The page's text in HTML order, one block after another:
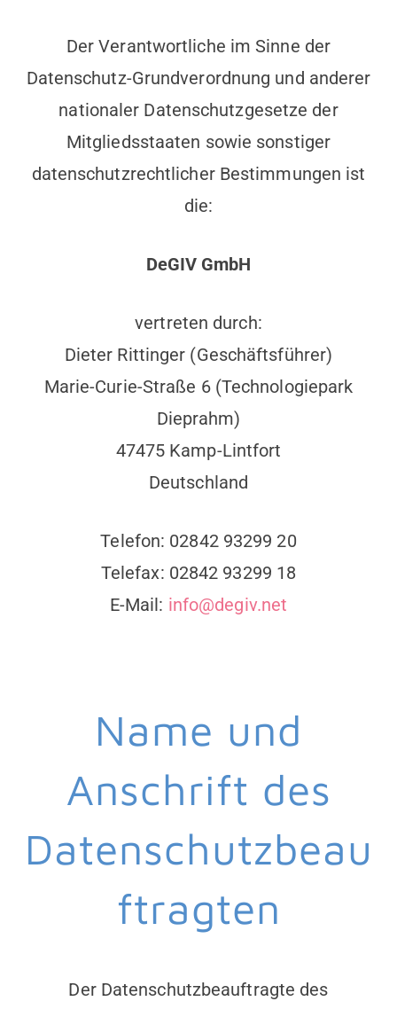
Der Verantwortliche im Sinne der
Datenschutz-Grundverordnung und anderer
nationaler Datenschutzgesetze der
Mitgliedsstaaten sowie sonstiger
datenschutzrechtlicher Bestimmungen ist
die:
DeGIV GmbH
vertreten durch:
Dieter Rittinger (Geschäftsführer)
Marie-Curie-Straße 6 (Technologiepark
Dieprahm)
47475 Kamp-Lintfort
Deutschland
Telefon: 02842 93299 20
Telefax: 02842 93299 18
E-Mail: info@degiv.net
Name und
Anschrift des
Datenschutzbeau
ftragten
Der Datenschutzbeauftragte des